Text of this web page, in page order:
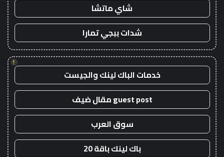
شاي ماتشا
شدات ببجي تمارا
!
خدمات الباك لينك والجيست
guest post مقال ضيف
سوق العرب
باك لينك باقة 20